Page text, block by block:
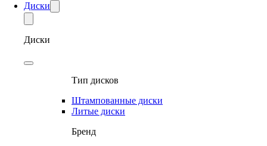
Диски
Диски
Тип дисков
Штампованные диски
Литые диски
Бренд